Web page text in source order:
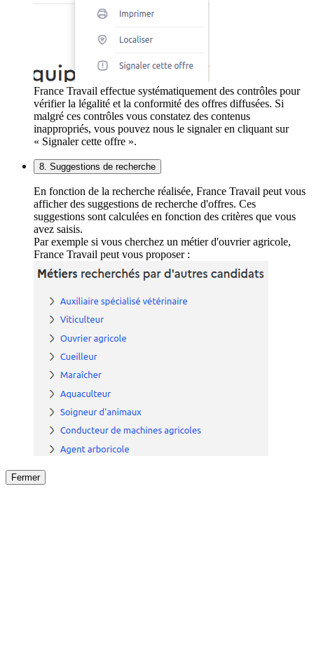
France Travail effectue systématiquement des contrôles pour
vérifier la légalité et la conformité des offres diffusées. Si
malgré ces contrôles vous constatez des contenus
inappropriés, vous pouvez nous le signaler en cliquant sur
« Signaler cette offre ».
8. Suggestions de recherche
En fonction de la recherche réalisée, France Travail peut vous
afficher des suggestions de recherche d'offres. Ces
suggestions sont calculées en fonction des critères que vous
avez saisis.
Par exemple si vous cherchez un métier d'ouvrier agricole,
France Travail peut vous proposer :
Fermer